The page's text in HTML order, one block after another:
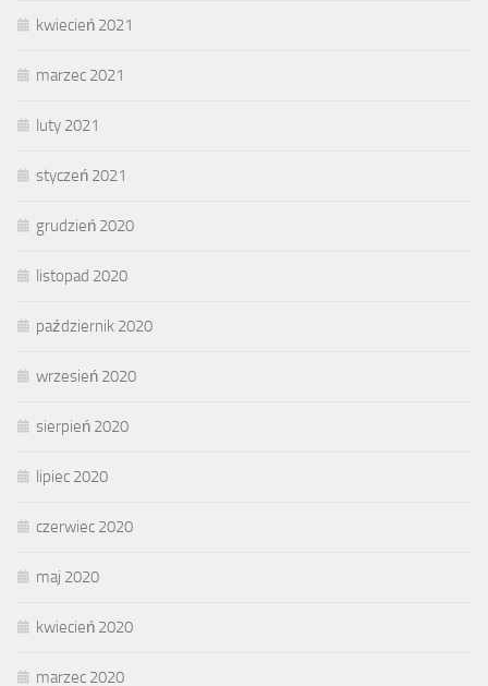
kwiecień 2021
marzec 2021
luty 2021
styczeń 2021
grudzień 2020
listopad 2020
październik 2020
wrzesień 2020
sierpień 2020
lipiec 2020
czerwiec 2020
maj 2020
kwiecień 2020
marzec 2020